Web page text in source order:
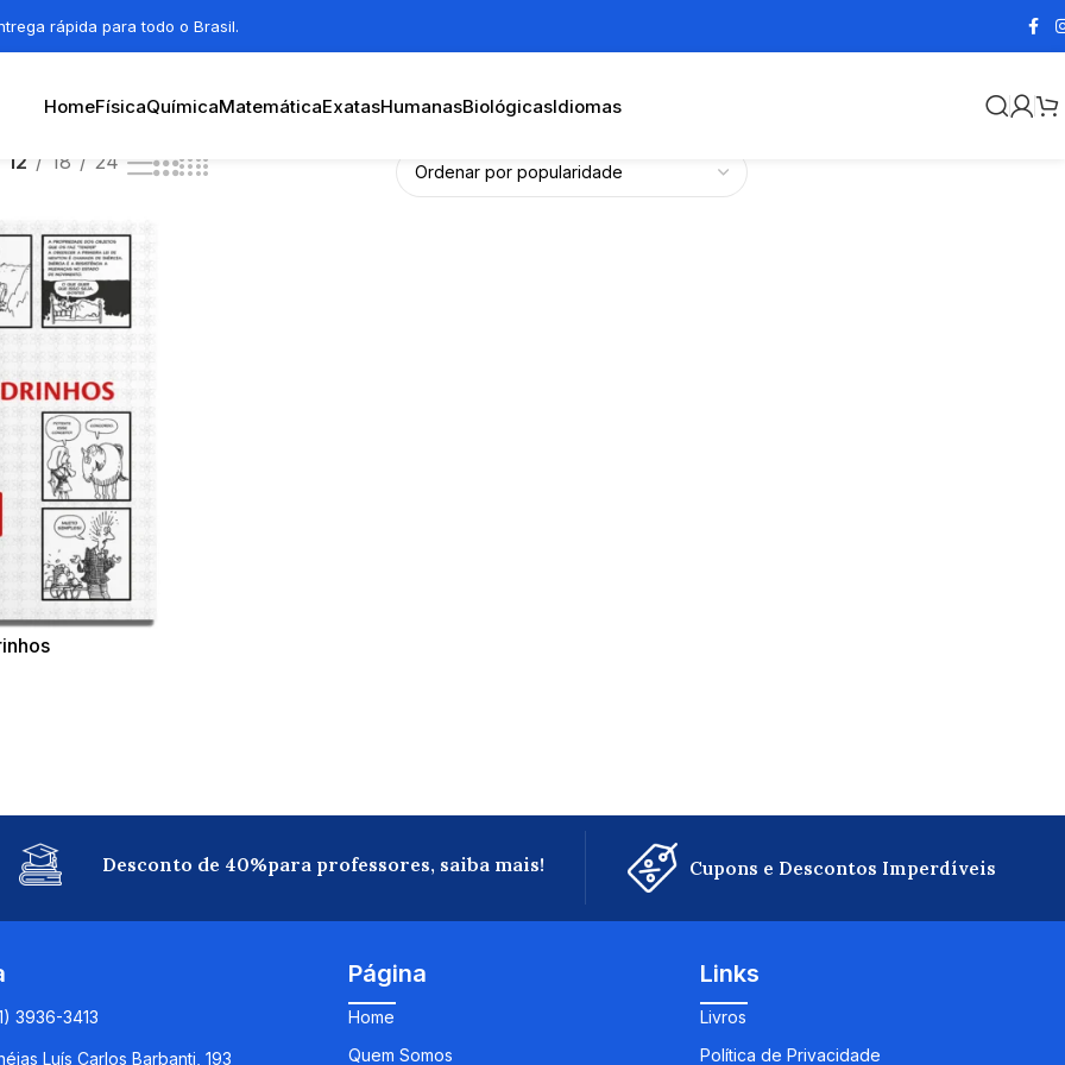
rápida para todo o Brasil.
HomeFísicaQuímicaMatemáticaExatasHumanasBiológicasIdiomas
12 18 24
Desconto de 40%para professores, saiba mais! Cupons e Descontos Imperdíveis
3936-3413
Luís Carlos Barbanti, 193
Página
Home
Quem Somos
Links
Livros
Política de Privacidade